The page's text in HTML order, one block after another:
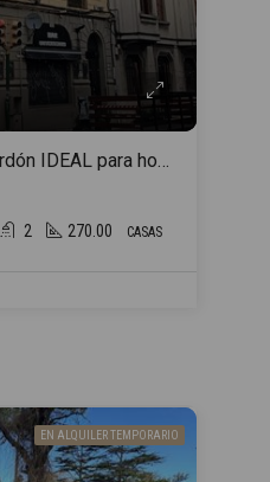
Casa en venta en Cordón IDEAL para hogar estudiantil
2 270.00 CASAS
EN ALQUILER TEMPORARIO